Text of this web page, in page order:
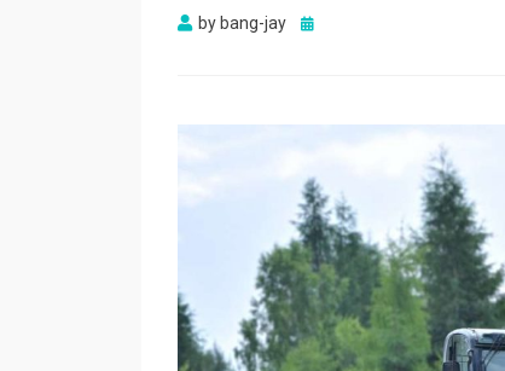
by bang-jay
Posted